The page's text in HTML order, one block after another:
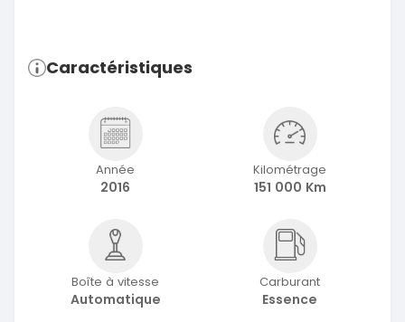
Caractéristiques
Année
2016
Kilométrage
151 000 Km
Boîte à vitesse
Automatique
Carburant
Essence